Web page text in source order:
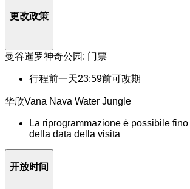
更改政策
曼谷暹罗神奇公园: 门票
行程前一天23:59前可改期
华欣Vana Nava Water Jungle
La riprogrammazione è possibile
della data della visita
开放时间